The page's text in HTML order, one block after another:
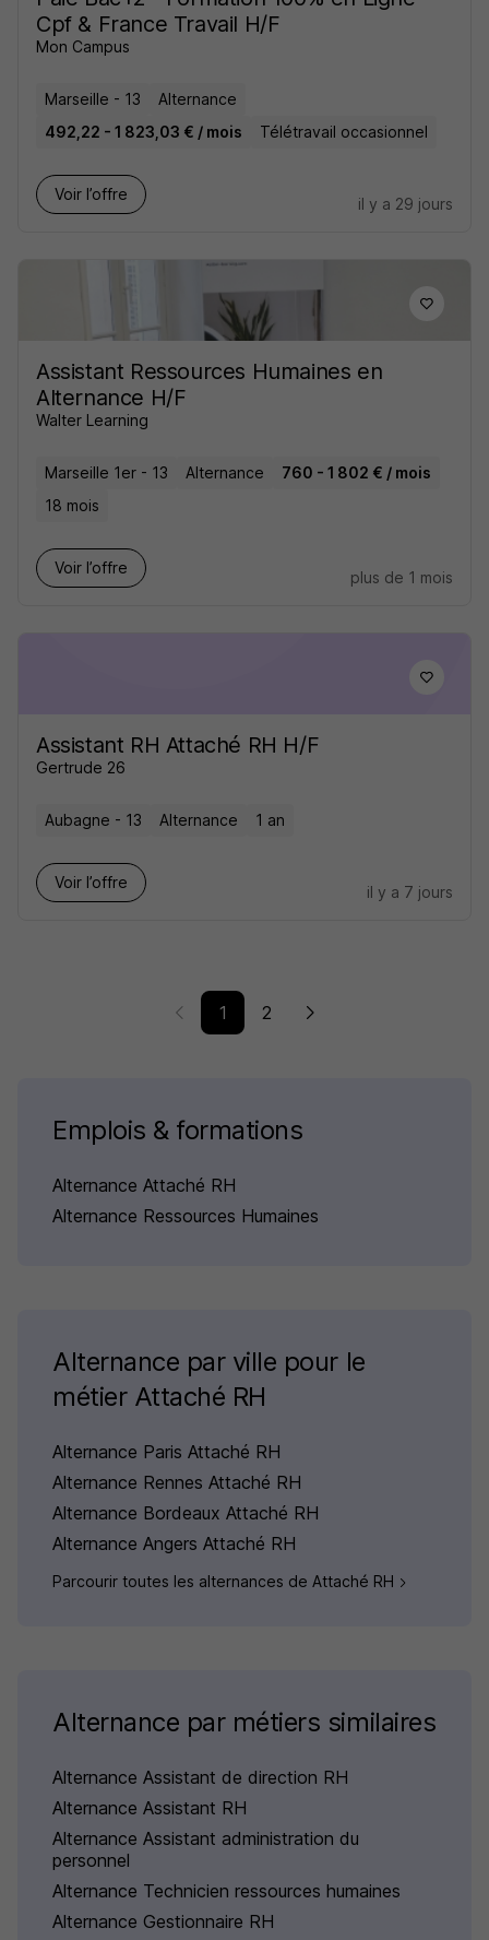
Cpf & France Travail H/F
Mon Campus
Marseille - 13
Alternance
492,22 - 1 823,03 € / mois
Télétravail occasionnel
Voir l’offre
il y a 29 jours
Assistant Ressources Humaines en
Alternance H/F
Walter Learning
Marseille 1er - 13 Alternance
760 - 1 802 € / mois
18 mois
Voir l’offre
plus de 1 mois
Assistant RH Attaché RH H/F
Gertrude 26
Aubagne - 13 Alternance 1 an
Voir l’offre
il y a 7 jours
1 2
Emplois & formations
Alternance Attaché RH
Alternance Ressources Humaines
Alternance par ville pour le
métier Attaché RH
Alternance Paris Attaché RH
Alternance Rennes Attaché RH
Alternance Bordeaux Attaché RH
Alternance Angers Attaché RH
Parcourir toutes les alternances de Attaché RH
Alternance par métiers similaires
Alternance Assistant de direction RH
Alternance Assistant RH
Alternance Assistant administration du
personnel
Alternance Technicien ressources humaines
Alternance Gestionnaire RH